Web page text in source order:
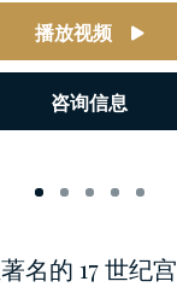
播放视频
咨询信息
名的 17 世纪